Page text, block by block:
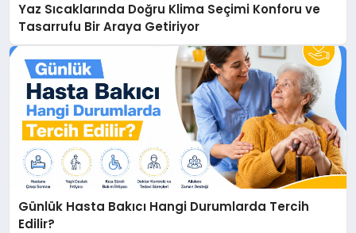
Yaz Sıcaklarında Doğru Klima Seçimi Konforu ve
Tasarrufu Bir Araya Getiriyor
Günlük Hasta Bakıcı Hangi Durumlarda Tercih
Edilir?